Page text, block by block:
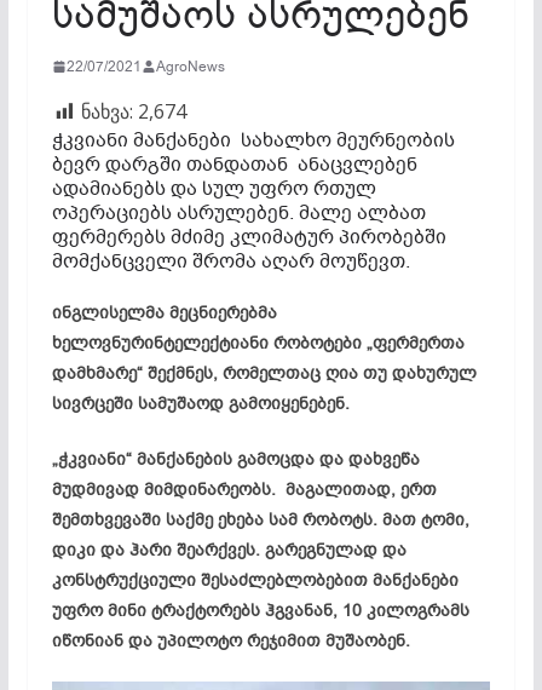
სამუშაოს ასრულებენ
22/07/2021 AgroNews
ნახვა: 2,674
ჭკვიანი მანქანები სახალხო მეურნეობის
ბევრ დარგში თანდათან ანაცვლებენ
ადამიანებს და სულ უფრო რთულ
ოპერაციებს ასრულებენ. მალე ალბათ
ფერმერებს მძიმე კლიმატურ პირობებში
მომქანცველი შრომა აღარ მოუწევთ.
ინგლისელმა მეცნიერებმა
ხელოვნურინტელექტიანი რობოტები „ფერმერთა
დამხმარე“ შექმნეს, რომელთაც ღია თუ დახურულ
სივრცეში სამუშაოდ გამოიყენებენ.
„ჭკვიანი“ მანქანების გამოცდა და დახვეწა
მუდმივად მიმდინარეობს. მაგალითად, ერთ
შემთხვევაში საქმე ეხება სამ რობოტს. მათ ტომი,
დიკი და ჰარი შეარქვეს. გარეგნულად და
კონსტრუქციული შესაძლებლობებით მანქანები
უფრო მინი ტრაქტორებს ჰგვანან, 10 კილოგრამს
იწონიან და უპილოტო რეჯიმით მუშაობენ.